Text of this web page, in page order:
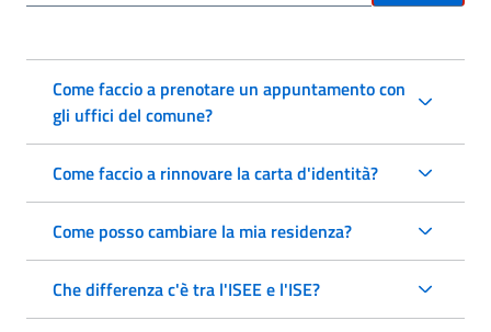
Come faccio a prenotare un appuntamento con
gli uffici del comune?
Come faccio a rinnovare la carta d'identità?
Come posso cambiare la mia residenza?
Che differenza c'è tra l'ISEE e l'ISE?